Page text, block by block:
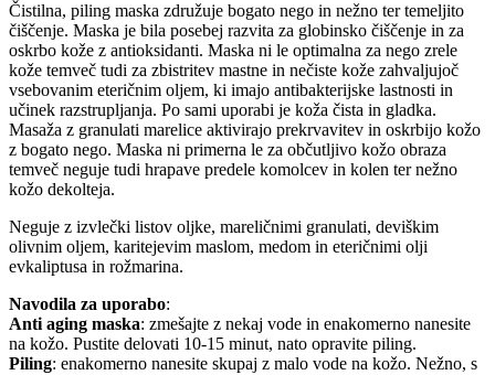
Čistilna, piling maska združuje bogato nego in nežno ter temeljito
čiščenje. Maska je bila posebej razvita za globinsko čiščenje in za
oskrbo kože z antioksidanti. Maska ni le optimalna za nego zrele
kože temveč tudi za zbistritev mastne in nečiste kože zahvaljujoč
vsebovanim eteričnim oljem, ki imajo antibakterijske lastnosti in
učinek razstrupljanja. Po sami uporabi je koža čista in gladka.
Masaža z granulati marelice aktivirajo prekrvavitev in oskrbijo kožo
z bogato nego. Maska ni primerna le za občutljivo kožo obraza
temveč neguje tudi hrapave predele komolcev in kolen ter nežno
kožo dekolteja.
Neguje z izvlečki listov oljke, mareličnimi granulati, deviškim
olivnim oljem, karitejevim maslom, medom in eteričnimi olji
evkaliptusa in rožmarina.
Navodila za uporabo:
Anti aging maska: zmešajte z nekaj vode in enakomerno nanesite
na kožo. Pustite delovati 10-15 minut, nato opravite piling.
Piling: enakomerno nanesite skupaj z malo vode na kožo. Nežno, s